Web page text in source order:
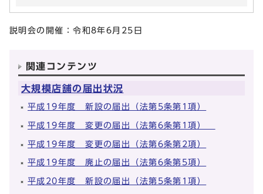
説明会の開催：令和8年6月25日
関連コンテンツ
大規模店舗の届出状況
平成19年度 新設の届出（法第5条第1項）
平成19年度 変更の届出（法第6条第1項）
平成19年度 変更の届出（法第6条第2項）
平成19年度 廃止の届出（法第6条第5項）
平成20年度 新設の届出（法第5条第1項）